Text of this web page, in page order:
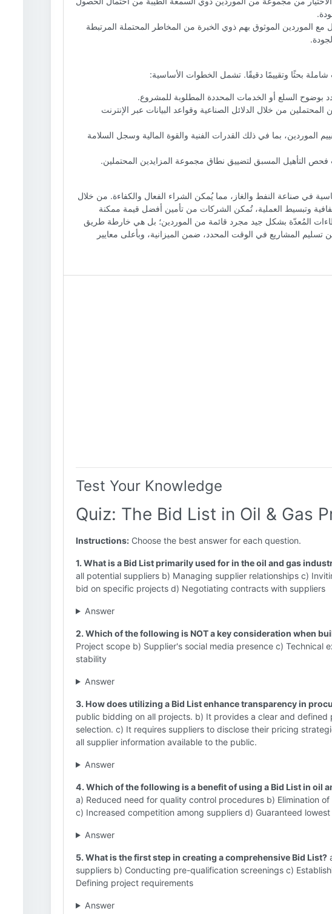
مع الموردين الموثوق بهم ذوي الخبرة من المخاطر المحتملة المرتبطة
بحثًا وتقييمًا دقيقًا. تشمل الخطوات الأساسية:
بوضوح السلع أو الخدمات المحددة المطلوبة للمشروع.
المحتملين من خلال الدلائل الصناعية وقواعد البيانات عبر الإنترنت
الموردين، بما في ذلك القدرات الفنية والقوة المالية وسجل السلامة
فحص التأهيل المسبق لتضييق نطاق مجموعة المزايدين المحتملين.
في صناعة النفط والغاز، مما يُمكن الشراء الفعال والكفاءة. من خلال
وتبسيط العملية، تُمكن الشركات من تأمين أفضل قيمة ممكنة
المُعدّة بشكل جيد مجرد قائمة من الموردين؛ بل هي خارطة طريق
تسليم المشاريع في الوقت المحدد، ضمن الميزانية، وبأعلى معايير
Test Your Knowledge
Quiz: The Bid List in Oil & Gas
Instructions: Choose the best answer for each question.
1. What is a Bid List primarily used for in the oil and gas
all potential suppliers b) Managing supplier relationships c)
bid on specific projects d) Negotiating contracts with suppliers
Answer
2. Which of the following is NOT a key consideration when
Project scope b) Supplier's social media presence c) Technical
stability
Answer
3. How does utilizing a Bid List enhance transparency in
public bidding on all projects. b) It provides a clear and defined
selection. c) It requires suppliers to disclose their pricing
all supplier information available to the public.
Answer
4. Which of the following is a benefit of using a Bid List in oil
a) Reduced need for quality control procedures b) Elimination
c) Increased competition among suppliers d) Guaranteed
Answer
5. What is the first step in creating a comprehensive Bid List?
suppliers b) Conducting pre-qualification screenings c)
Defining project requirements
Answer